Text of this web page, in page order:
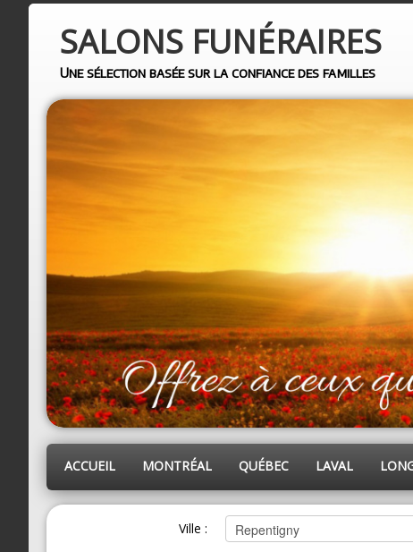
SALONS FUNÉRAIRES
Une sélection basée sur la confiance des familles
ACCUEIL MONTRÉAL QUÉBEC LAVAL
Ville :